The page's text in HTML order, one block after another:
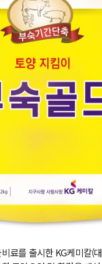
료를 출시한 KG케미칼(